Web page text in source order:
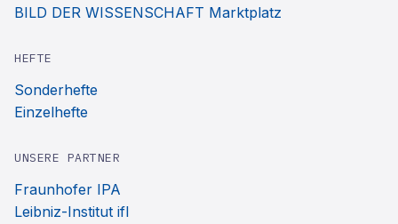
BILD DER WISSENSCHAFT Marktplatz
HEFTE
Sonderhefte
Einzelhefte
UNSERE PARTNER
Fraunhofer IPA
Leibniz-Institut ifl